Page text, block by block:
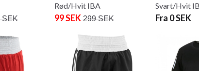
SEK
Rød/Hvit IBA
99 SEK 299 SEK
Svart/Hvit
Fra 0 SEK